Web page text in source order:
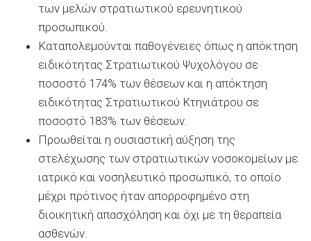
των μελών στρατιωτικού ερευνητικού
προσωπικού.
Καταπολεμούνται παθογένειες όπως η απόκτηση
ειδικότητας Στρατιωτικού Ψυχολόγου σε
ποσοστό 174% των θέσεων και η απόκτηση
ειδικότητας Στρατιωτικού Κτηνιάτρου σε
ποσοστό 183% των θέσεων.
Προωθείται η ουσιαστική αύξηση της
στελέχωσης των στρατιωτικών νοσοκομείων με
ιατρικό και νοσηλευτικό προσωπικό, το οποίο
μέχρι πρότινος ήταν απορροφημένο στη
διοικητική απασχόληση και όχι με τη θεραπεία
ασθενών.